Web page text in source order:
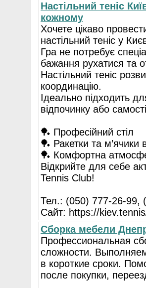
Настільний теніс
кожному
Хочете цікаво
настільний теніс у
Гра не потребує
бажання рухатися та
Настільний теніс
координацію.
Ідеально підходить
відпочинку або
🏓 Професійний стіл
🏓 Ракетки та м’ячики
🏓 Комфортна
Відкрийте для себе
Tennis Club!
Тел.: (050) 777-26-99,
Сайт: https://
Сборка мебели
Профессиональная
сложности.
в короткие сроки.
после покупки,